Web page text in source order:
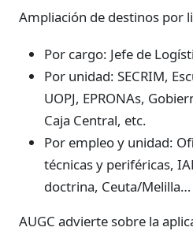
Ampliación de destinos por
Por cargo: Jefe de
Por unidad: SECRIM,
UOPJ, EPRONAs,
Caja Central, etc.
Por empleo y unidad:
técnicas y periféricas,
doctrina, Ceuta/Melilla…
AUGC advierte sobre la